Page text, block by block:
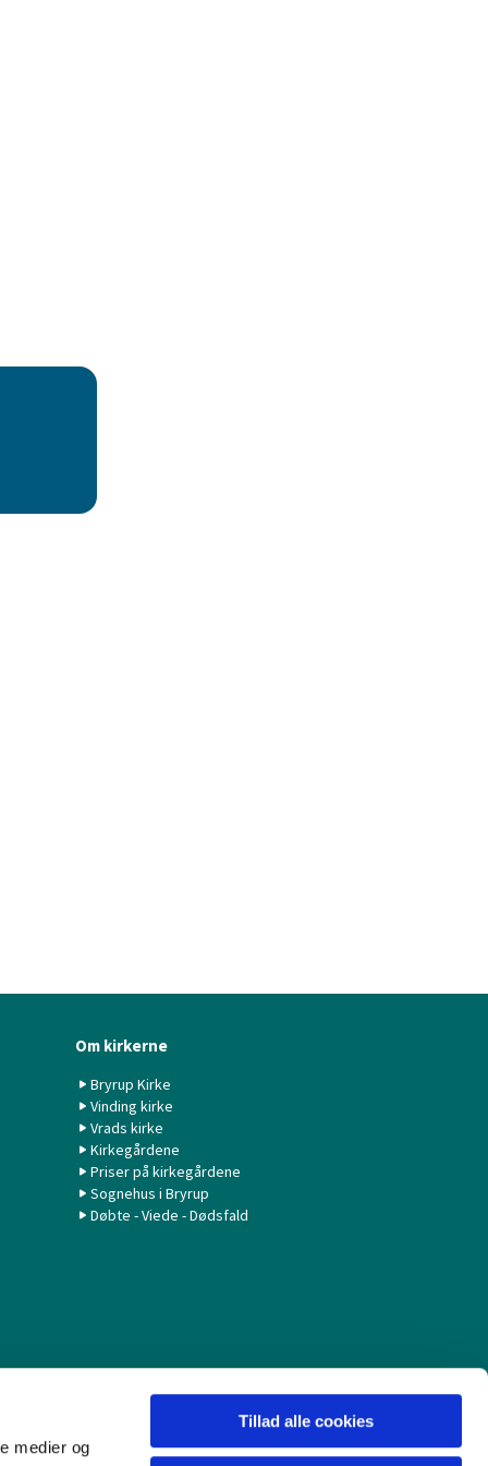
medier og
Tillad alle cookies
Om kirkerne
Bryrup Kirke
Vinding kirke
Vrads kirke
Kirkegårdene
Priser på kirkegårdene
Sognehus i Bryrup
Døbte - Viede - Dødsfald